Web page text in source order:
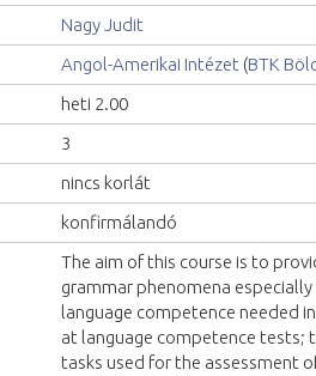
Nagy Judit
Angol-Amerikai Intézet (BTK
heti 2.00
3
nincs korlát
konfirmálandó
The aim of this course is to
grammar phenomena
language competence needed
at language competence tests;
tasks used for the assessment